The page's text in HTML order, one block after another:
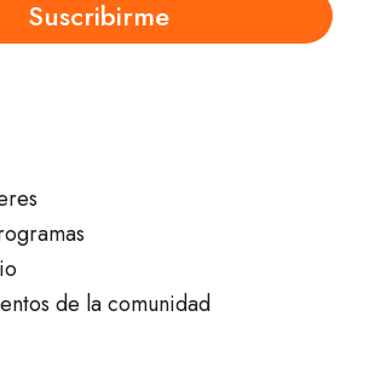
Suscribirme
de la comunidad